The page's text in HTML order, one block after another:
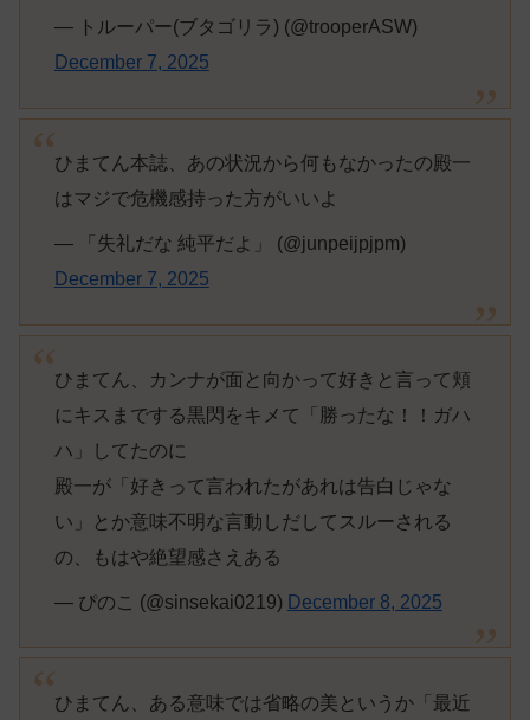
— トルーパー(ブタゴリラ) (@trooperASW)
December 7, 2025
ひまてん本誌、あの状況から何もなかったの殿一
はマジで危機感持った方がいいよ
— 「失礼だな 純平だよ」 (@junpeijpjpm)
December 7, 2025
ひまてん、カンナが面と向かって好きと言って頬
にキスまでする黒閃をキメて「勝ったな！！ガハ
ハ」してたのに
殿一が「好きって言われたがあれは告白じゃな
い」とか意味不明な言動しだしてスルーされる
の、もはや絶望感さえある
— ぴのこ (@sinsekai0219) December 8, 2025
ひまてん、ある意味では省略の美というか「最近